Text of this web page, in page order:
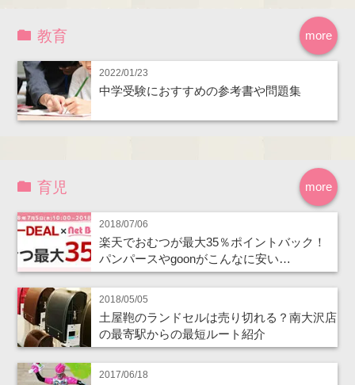
more
教育
2022/01/23
中学受験におすすめの参考書や問題集
more
育児
2018/07/06
楽天でおむつが最大35％ポイントバック！
パンパースやgoonがこんなに安い…
2018/05/05
土屋鞄のランドセルは売り切れる？南大沢店
の最寄駅からの最短ルート紹介
2017/06/18